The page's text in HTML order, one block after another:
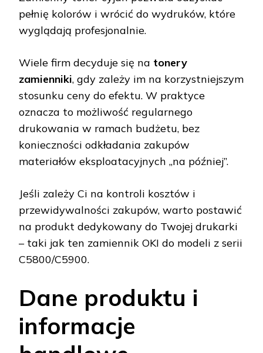
pełnię kolorów i wrócić do wydruków, które
wyglądają profesjonalnie.
Wiele firm decyduje się na tonery
zamienniki, gdy zależy im na korzystniejszym
stosunku ceny do efektu. W praktyce
oznacza to możliwość regularnego
drukowania w ramach budżetu, bez
konieczności odkładania zakupów
materiałów eksploatacyjnych „na później”.
Jeśli zależy Ci na kontroli kosztów i
przewidywalności zakupów, warto postawić
na produkt dedykowany do Twojej drukarki
– taki jak ten zamiennik OKI do modeli z serii
C5800/C5900.
Dane produktu i
informacje